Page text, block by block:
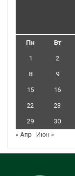
Пн Вт
1 2
8 9
15 16
22 23
29 30
« Апр
Июн »